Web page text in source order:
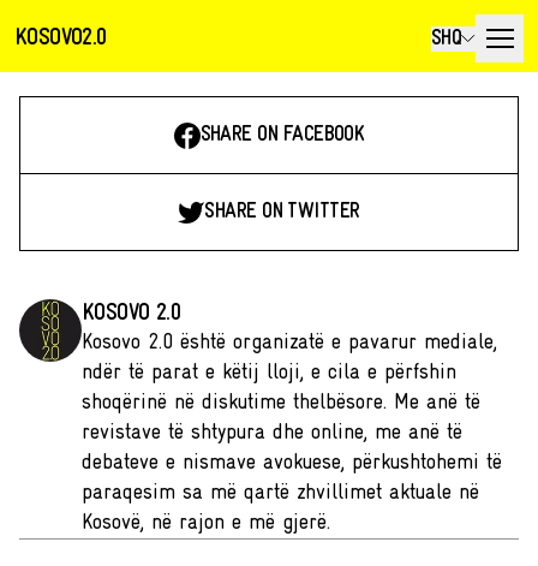
KOSOVO2.0 SHQ
SHARE ON FACEBOOK
SHARE ON TWITTER
KOSOVO 2.0
Kosovo 2.0 është organizatë e pavarur mediale,
ndër të parat e këtij lloji, e cila e përfshin
shoqërinë në diskutime thelbësore. Me anë të
revistave të shtypura dhe online, me anë të
debateve e nismave avokuese, përkushtohemi të
paraqesim sa më qartë zhvillimet aktuale në
Kosovë, në rajon e më gjerë.